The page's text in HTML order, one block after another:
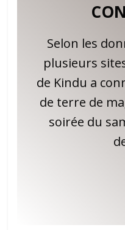
Selon les
plusieurs
de Kindu a
de terre de
soirée du